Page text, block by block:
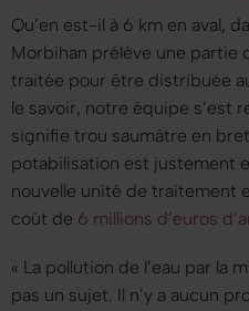
Qu’en est-il à 6 km en aval,
Morbihan prélève une partie
traitée pour être distribuée
le savoir, notre équipe s’est
signifie trou saumâtre en
potabilisation est justement
nouvelle unité de traitement
coût de 6 millions d’euros
« La pollution de l’eau par la
pas un sujet. Il n’y a aucun